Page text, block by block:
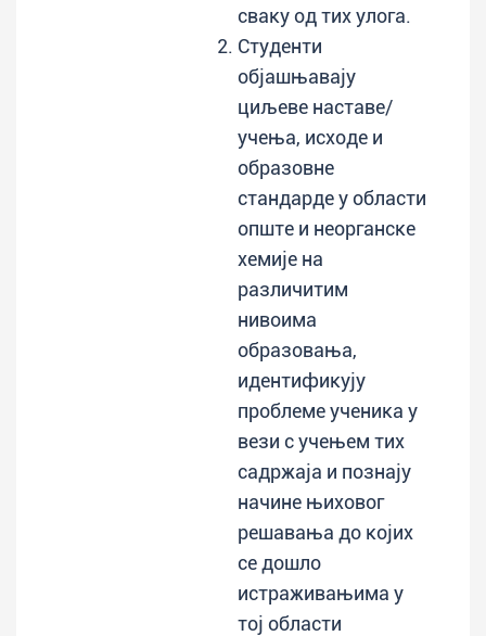
сваку од тих улога.
Студенти
објашњавају
циљеве наставе/
учења, исходе и
образовне
стандарде у области
опште и неорганске
хемије на
различитим
нивоима
образовања,
идентификују
проблеме ученика у
вези с учењем тих
садржаја и познају
начине њиховог
решaвања до којих
се дошло
истраживањима у
тој области